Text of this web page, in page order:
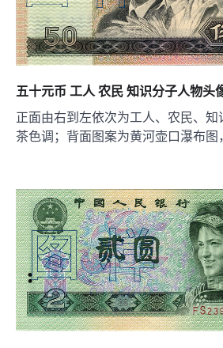
五十元币 工人 农民 知识分子人物
正面由右到左依次为工人、农民、
茶色调；背面图案为黄河壶口瀑布图